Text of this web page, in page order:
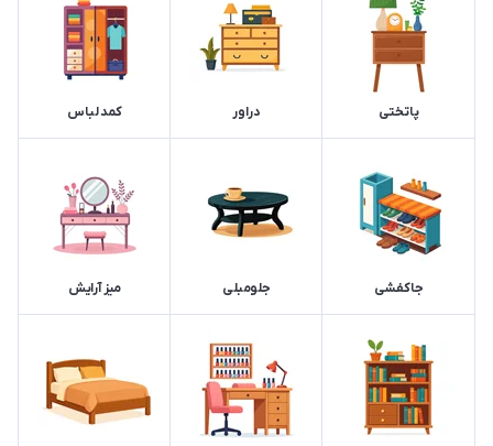
پاتختی دراور کمد لباس
جاکفشی جلو‌مبلی میز آرایش